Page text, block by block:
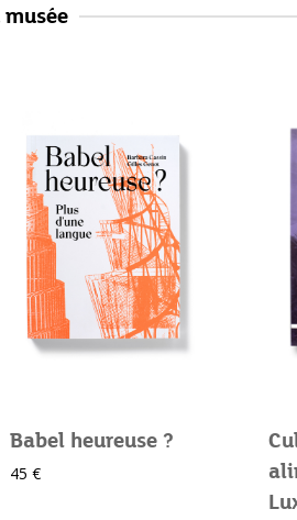
Babel heureuse ?
45 €